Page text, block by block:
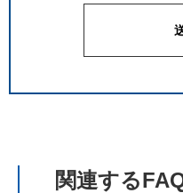
関連する